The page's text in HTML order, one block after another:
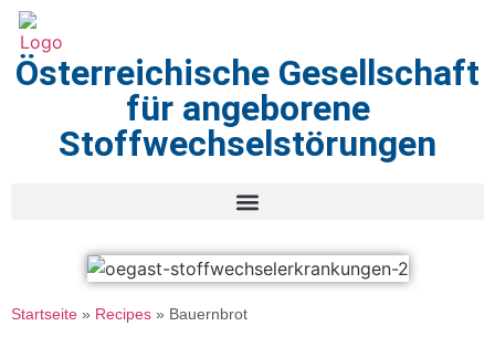
Österreichische Gesellschaft
für angeborene
Stoffwechselstörungen
Startseite » Recipes » Bauernbrot